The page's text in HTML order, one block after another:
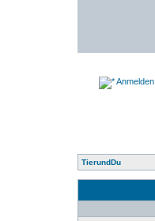
Anmelden
TierundDu